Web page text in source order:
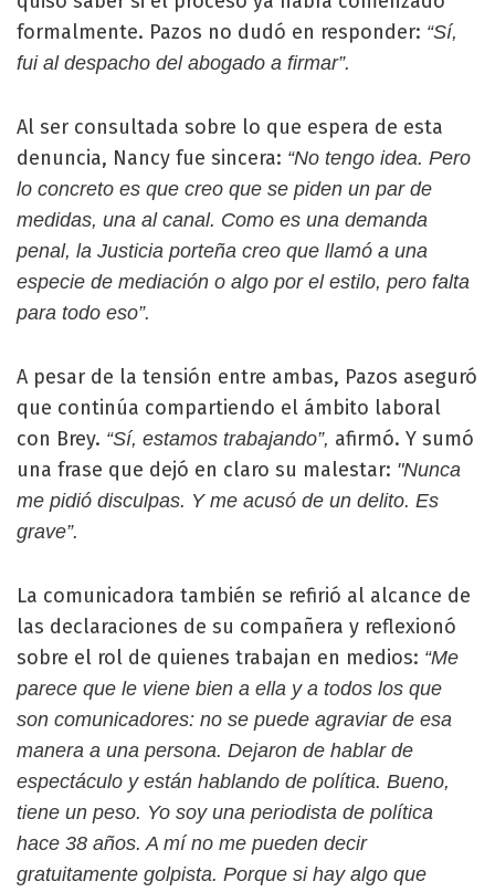
formalmente. Pazos no dudó en responder: “Sí,
fui al despacho del abogado a firmar”.
Al ser consultada sobre lo que espera de esta
denuncia, Nancy fue sincera: “No tengo idea. Pero
lo concreto es que creo que se piden un par de
medidas, una al canal. Como es una demanda
penal, la Justicia porteña creo que llamó a una
especie de mediación o algo por el estilo, pero falta
para todo eso”.
A pesar de la tensión entre ambas, Pazos aseguró
que continúa compartiendo el ámbito laboral
con Brey. “Sí, estamos trabajando”, afirmó. Y sumó
una frase que dejó en claro su malestar: "Nunca
me pidió disculpas. Y me acusó de un delito. Es
grave”.
La comunicadora también se refirió al alcance de
las declaraciones de su compañera y reflexionó
sobre el rol de quienes trabajan en medios: “Me
parece que le viene bien a ella y a todos los que
son comunicadores: no se puede agraviar de esa
manera a una persona. Dejaron de hablar de
espectáculo y están hablando de política. Bueno,
tiene un peso. Yo soy una periodista de política
hace 38 años. A mí no me pueden decir
gratuitamente golpista. Porque si hay algo que